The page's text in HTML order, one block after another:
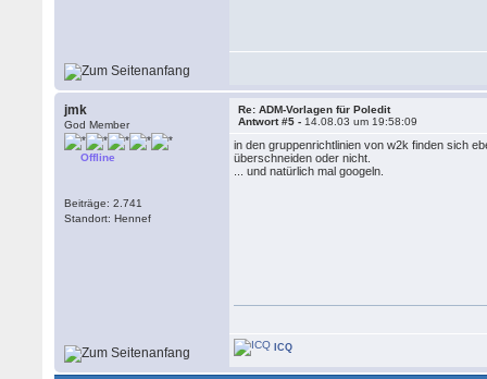
jmk
God Member
Offline
Beiträge: 2.741
Standort: Hennef
Re: ADM-Vorlagen für Poledit
Antwort #5 - 14.08.03 um 19:58:09
in den gruppenrichtlinien von w2k finden sich
überschneiden oder nicht.
... und natürlich mal googeln.
ICQ